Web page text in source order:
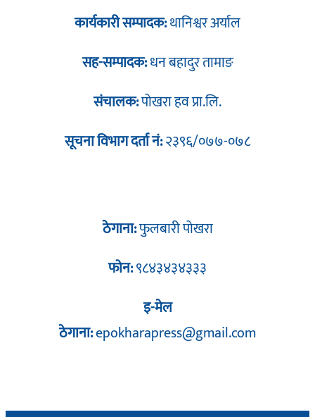
कार्यकारी सम्पादक:थानिश्वर अर्याल
सह-सम्पादक:धन बहादुर तामाङ
संचालक:पोखरा हव प्रा.लि.
सूचना विभाग दर्ता नं:२३९६/०७७-०७८
ठेगाना:फुलबारी पोखरा
फोन:९८४३४३४३३३
इ-मेल
ठेगाना:epokharapress@gmail.com